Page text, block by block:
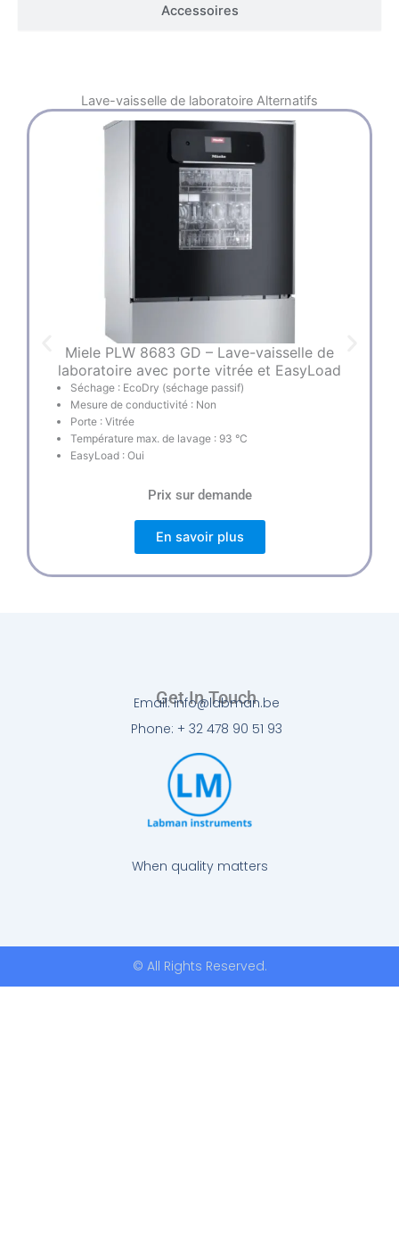
Accessoires
Lave-vaisselle de laboratoire Alternatifs
Miele PLW 8683 GD – Lave-vaisselle de
laboratoire avec porte vitrée et EasyLoad
Séchage : EcoDry (séchage passif)
Mesure de conductivité : Non
Porte : Vitrée
Température max. de lavage : 93 °C
EasyLoad : Oui
Prix sur demande
En savoir plus
When quality matters
Get In Touch
Email: info@labman.be
Phone: + 32 478 90 51 93
© All Rights Reserved.